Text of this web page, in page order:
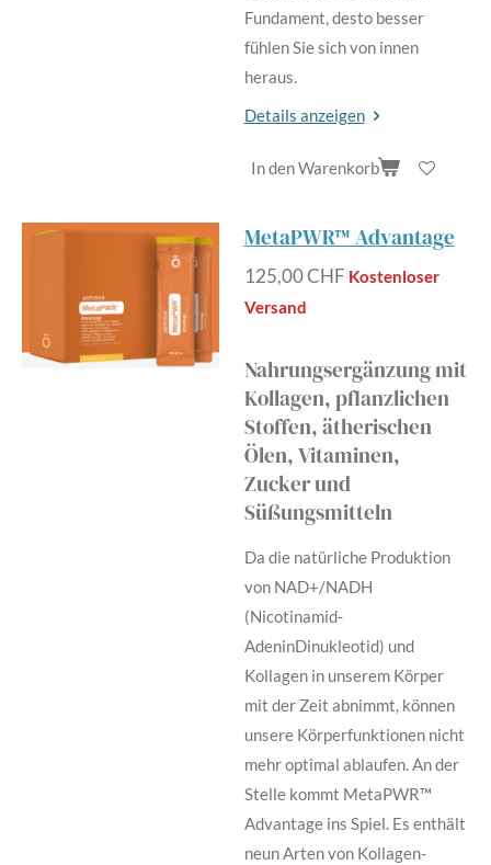
Fundament, desto besser
fühlen Sie sich von innen
heraus.
Details anzeigen
In den Warenkorb
MetaPWR™ Advantage
125,00 CHF Kostenloser
Versand
Nahrungsergänzung mit
Kollagen, pflanzlichen
Stoffen, ätherischen
Ölen, Vitaminen,
Zucker und
Süßungsmitteln
Da die natürliche Produktion
von NAD+/NADH
(Nicotinamid-
AdeninDinukleotid) und
Kollagen in unserem Körper
mit der Zeit abnimmt, können
unsere Körperfunktionen nicht
mehr optimal ablaufen. An der
Stelle kommt MetaPWR™
Advantage ins Spiel. Es enthält
neun Arten von Kollagen-